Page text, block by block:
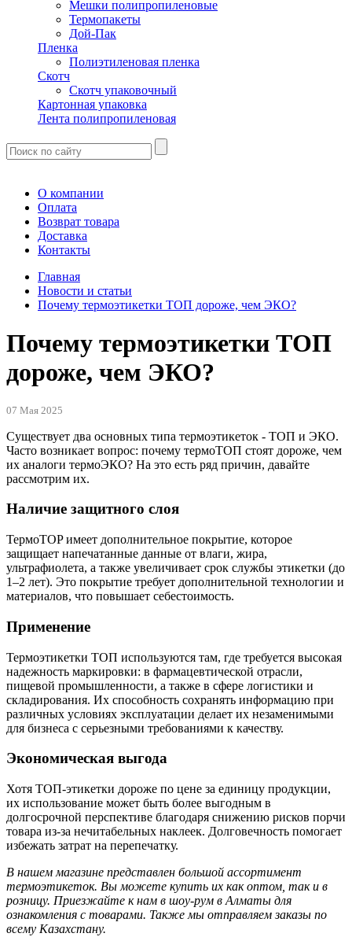
Мешки полипропиленовые
Термопакеты
Дой-Пак
Пленка
Полиэтиленовая пленка
Скотч
Скотч упаковочный
Картонная упаковка
Лента полипропиленовая
О компании
Оплата
Возврат товара
Доставка
Контакты
Главная
Новости и статьи
Почему термоэтикетки ТОП дороже, чем ЭКО?
Почему термоэтикетки ТОП
дороже, чем ЭКО?
07 Мая 2025
Существует два основных типа термоэтикеток - ТОП и ЭКО.
Часто возникает вопрос: почему термоТОП стоят дороже, чем
их аналоги термоЭКО? На это есть ряд причин, давайте
рассмотрим их.
Наличие защитного слоя
ТермоTOP имеет дополнительное покрытие, которое
защищает напечатанные данные от влаги, жира,
ультрафиолета, а также увеличивает срок службы этикетки (до
1–2 лет). Это покрытие требует дополнительной технологии и
материалов, что повышает себестоимость.
Применение
Термоэтикетки ТОП используются там, где требуется высокая
надежность маркировки: в фармацевтической отрасли,
пищевой промышленности, а также в сфере логистики и
складирования. Их способность сохранять информацию при
различных условиях эксплуатации делает их незаменимыми
для бизнеса с серьезными требованиями к качеству.
Экономическая выгода
Хотя ТОП-этикетки дороже по цене за единицу продукции,
их использование может быть более выгодным в
долгосрочной перспективе благодаря снижению рисков порчи
товара из-за нечитабельных наклеек. Долговечность помогает
избежать затрат на перепечатку.
В нашем магазине представлен большой ассортимент
термоэтикеток. Вы можете купить их как оптом, так и в
розницу. Приезжайте к нам в шоу-рум в Алматы для
ознакомления с товарами. Также мы отправляем заказы по
всему Казахстану.